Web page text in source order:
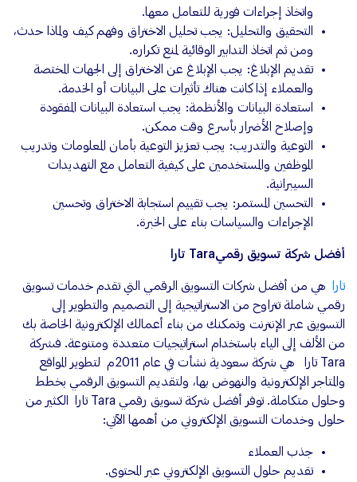
واتخاذ إجراءات فورية للتعامل معها.
التحقيق والتحليل: يجب تحليل الاختراق وفهم كيف ولماذا حدث،
ومن ثم اتخاذ التدابير الوقائية لمنع تكراره.
تقديم الإبلاغ: يجب الإبلاغ عن الاختراق إلى الجهات المختصة
والعملاء إذا كانت هناك تأثيرات على البيانات أو الخدمة.
استعادة البيانات والأنظمة: يجب استعادة البيانات المفقودة
وإصلاح الأضرار بأسرع وقت ممكن.
التوعية والتدريب: يجب تعزيز التوعية بأمان المعلومات وتدريب
الموظفين والمستخدمين على كيفية التعامل مع التهديدات
السيبرانية.
التحسين المستمر: يجب تقييم استجابة الاختراق وتحسين
الإجراءات والسياسات بناء على الخبرة.
أفضل شركة تسويق رقميTara تارا
تارا
هي من أفضل شركات التسويق الرقمي التي تقدم خدمات تسويق
رقمي شاملة تتراوح من الاستراتيجية إلى التصميم والتطوير إلى
التسويق عبر الإنترنت وتمكنك من بناء أعمالك الإلكترونية الخاصة بك
من الألف إلى الياء باستخدام استراتيجيات متعددة ومتنوعة. فشركة
Tara تارا هي شركة سعودية نشأت في عام 2011م لتطوير المواقع
والمتاجر الإلكترونية والنهوض بها، ولتقديم التسويق الرقمي بخطط
وحلول متكاملة. توفر أفضل شركة تسويق رقمي
Tara تارا الكثير من
حلول وخدمات التسويق الإلكتروني من أهمها الآتي:
جذب العملاء
تقديم حلول التسويق الإلكتروني عبر المحتوى.